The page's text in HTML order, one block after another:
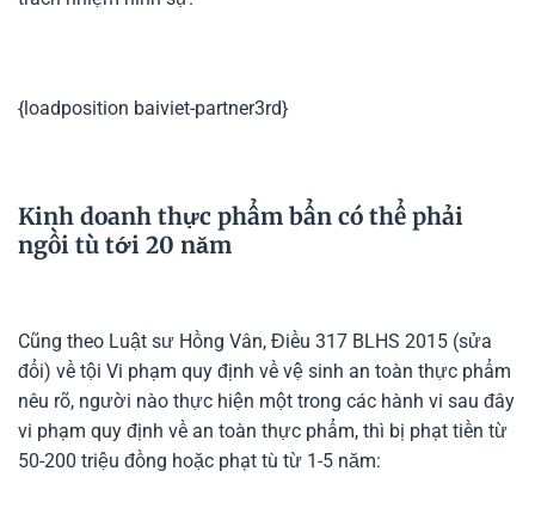
{loadposition baiviet-partner3rd}
Kinh doanh thực phẩm bẩn có thể phải
ngồi tù tới 20 năm
Cũng theo Luật sư Hồng Vân, Điều 317 BLHS 2015 (sửa
đổi) về tội Vi phạm quy định về vệ sinh an toàn thực phẩm
nêu rõ, người nào thực hiện một trong các hành vi sau đây
vi phạm quy định về an toàn thực phẩm, thì bị phạt tiền từ
50-200 triệu đồng hoặc phạt tù từ 1-5 năm: